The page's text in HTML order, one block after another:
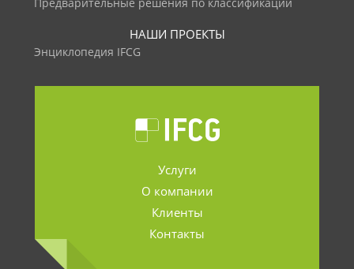
Предварительные решения по классификации
НАШИ ПРОЕКТЫ
Энциклопедия IFCG
Услуги
О компании
Клиенты
Контакты